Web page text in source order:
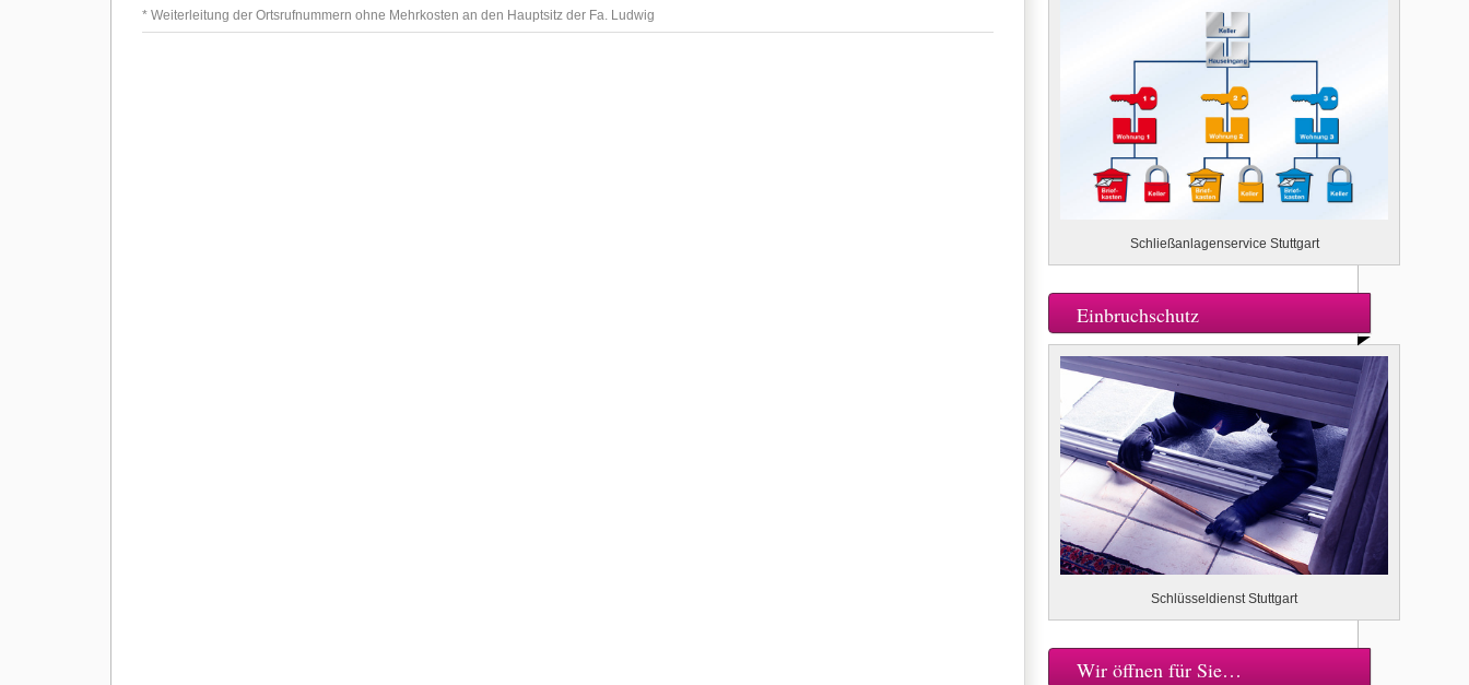
* Weiterleitung der Ortsrufnummern ohne Mehrkosten an den Hauptsitz der Fa. Ludwig
Schließanlagenservice Stuttgart
Einbruchschutz
Schlüsseldienst Stuttgart
Wir öffnen für Sie…